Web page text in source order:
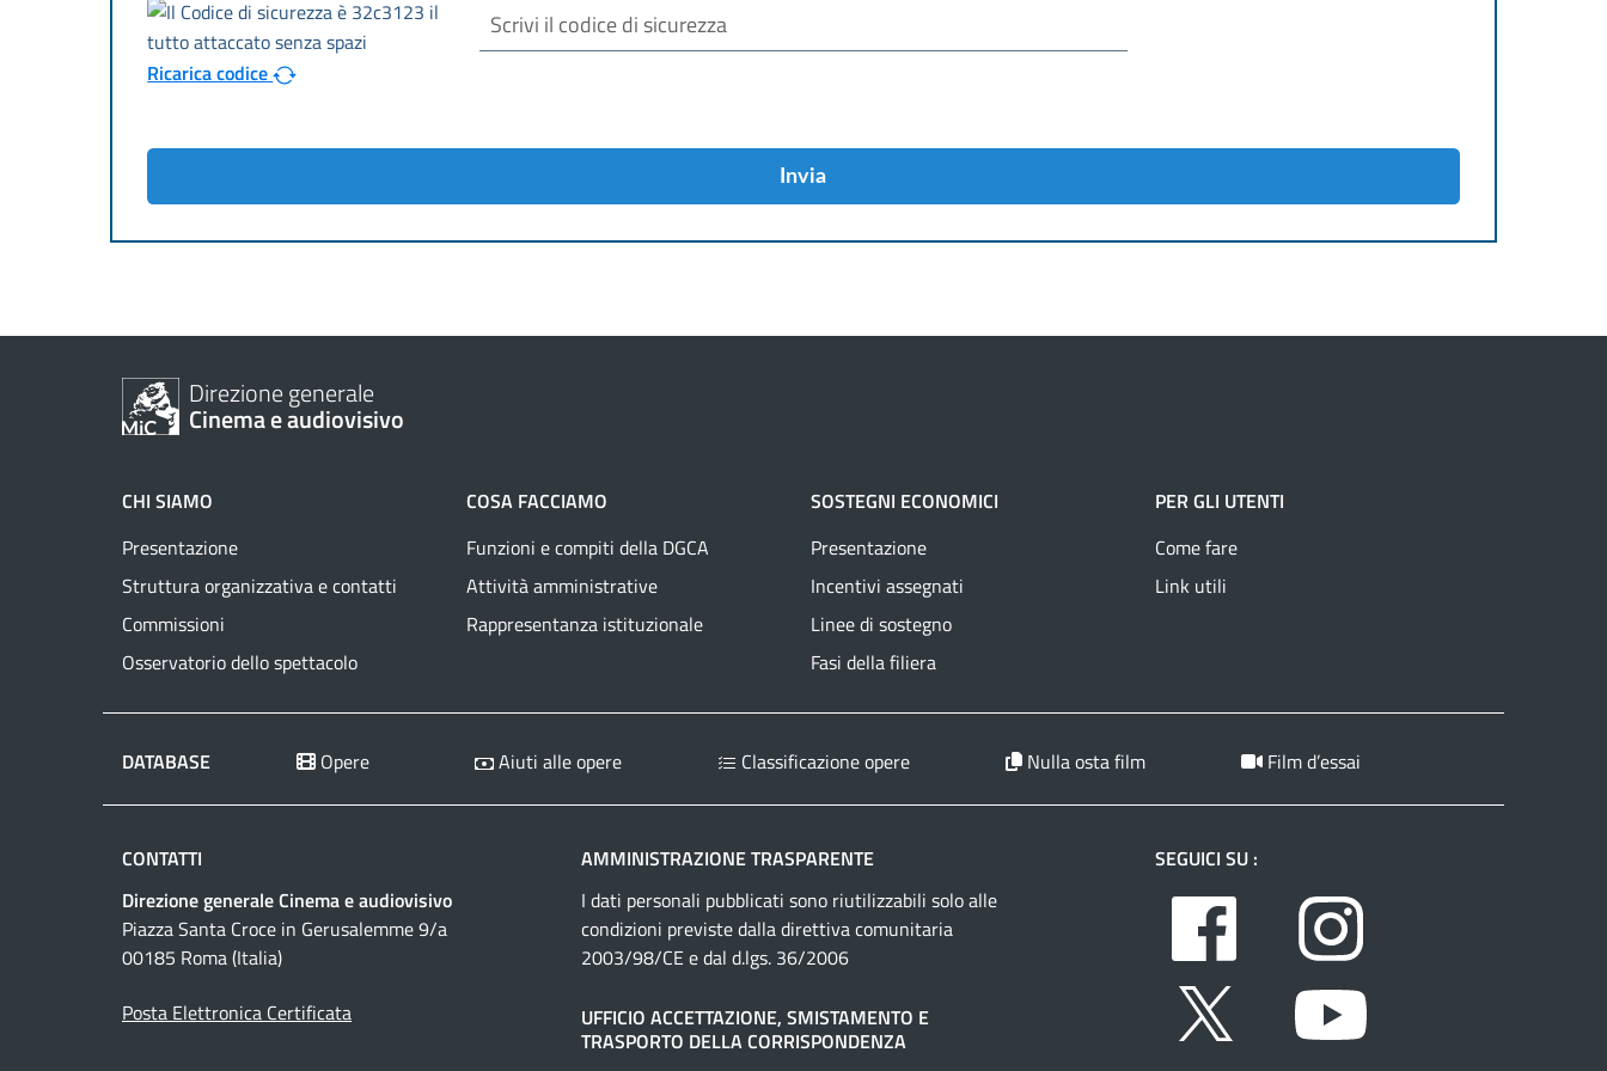
Ricarica codice
Invia
Direzione generale
Cinema e audiovisivo
CHI SIAMO
Presentazione
Struttura organizzativa e contatti
Commissioni
Osservatorio dello spettacolo
COSA FACCIAMO
Funzioni e compiti della DGCA
Attività amministrative
Rappresentanza istituzionale
SOSTEGNI ECONOMICI
Presentazione
Incentivi assegnati
Linee di sostegno
Fasi della filiera
PER GLI UTENTI
Come fare
Link utili
DATABASE Opere Aiuti alle opere Classificazione opere Nulla osta film Film d’essai
CONTATTI
Direzione generale Cinema e audiovisivo
Piazza Santa Croce in Gerusalemme 9/a
00185 Roma (Italia)
Posta Elettronica Certificata
AMMINISTRAZIONE TRASPARENTE
I dati personali pubblicati sono riutilizzabili solo alle
condizioni previste dalla direttiva comunitaria
2003/98/CE e dal d.lgs. 36/2006
UFFICIO ACCETTAZIONE, SMISTAMENTO E
TRASPORTO DELLA CORRISPONDENZA
SEGUICI SU :
Facebook
Twitter